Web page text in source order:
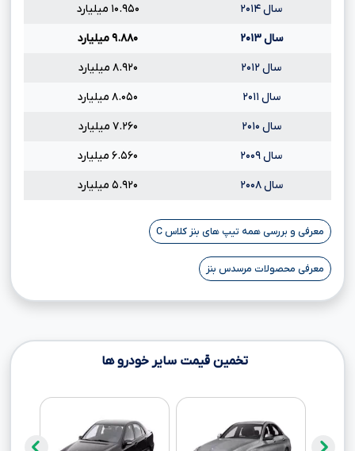
سال ۲۰۱۴
۱۰.۹۵۰ میلیارد
سال ۲۰۱۳
۹.۸۸۰ میلیارد
سال ۲۰۱۲
۸.۹۲۰ میلیارد
سال ۲۰۱۱
۸.۰۵۰ میلیارد
سال ۲۰۱۰
۷.۲۶۰ میلیارد
سال ۲۰۰۹
۶.۵۶۰ میلیارد
سال ۲۰۰۸
۵.۹۲۰ میلیارد
معرفی و بررسی همه تیپ های بنز کلاس C
معرفی محصولات مرسدس بنز
تخمین قیمت سایر خودرو ها